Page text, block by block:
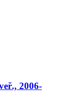
2006-